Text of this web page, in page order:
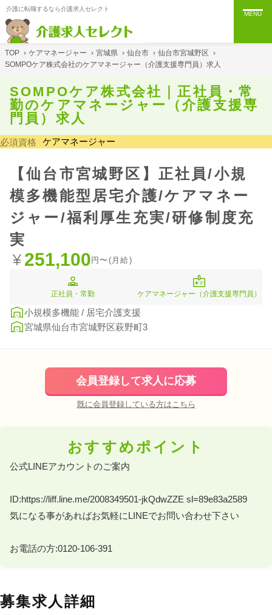
介護に転職するなら介護求人セレクト
MENU
TOP › ケアマネージャー › 宮城県 › 仙台市 › 仙台市宮城野区 ›
SOMPOケア株式会社のケアマネージャー（介護支援専門員）求人
SOMPOケア株式会社｜正社員・常
勤のケアマネージャー（介護支援専
門員）求人
必須資格 ケアマネージャー
【仙台市宮城野区】正社員/小規
模多機能型居宅介護/ケアマネー
ジャー/福利厚生充実/研修制度充
実
251,100円〜(月給)
正社員・常勤 ケアマネージャー（介護支援専門員）
小規模多機能 / 居宅介護支援
宮城県仙台市宮城野区萩野町3
会員登録して求人に応募
既に会員登録している方はこちら
おすすめポイント
公式LINEアカウントのご案内
ID:https://liff.line.me/2008349501-jkQdwZZE sl=89e83a2589
気になる事があればお気軽にLINEでお問い合わせ下さい
お電話の方:0120-106-391
募集求人詳細